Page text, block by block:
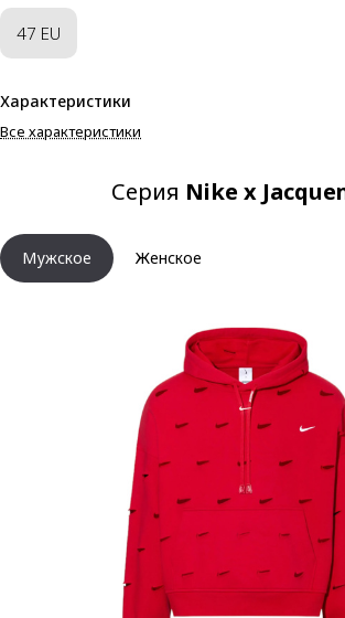
47 EU
Характеристики
Все характеристики
Серия Nike x
Мужское Женское